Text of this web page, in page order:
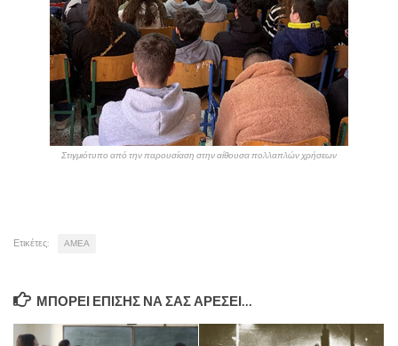
Στιγμιότυπο από την παρουσίαση στην αίθουσα πολλαπλών χρήσεων
Ετικέτες: ΑΜΕΑ
ΜΠΟΡΕΊ ΕΠΊΣΗΣ ΝΑ ΣΑΣ ΑΡΈΣΕΙ...